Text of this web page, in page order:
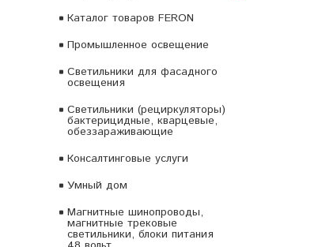
Каталог товаров FERON
Промышленное освещение
Светильники для фасадного
освещения
Светильники (рециркуляторы)
бактерицидные, кварцевые,
обеззараживающие
Консалтинговые услуги
Умный дом
Магнитные шинопроводы,
магнитные трековые
светильники, блоки питания